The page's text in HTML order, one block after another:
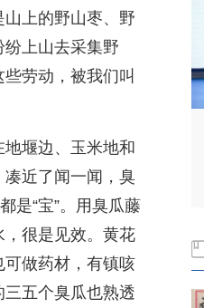
上的野山枣、野
上山去采集野
劳动，被我们叫
堰边、玉米地和
近了闻一闻，臭
是“宝”。用臭瓜藤
很是见效。黄花
做药材，有镇咳
五个臭瓜也熟透